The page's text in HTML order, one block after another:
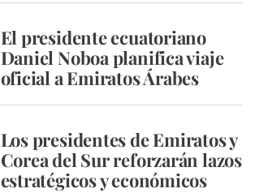
El presidente ecuatoriano
Daniel Noboa planifica viaje
oficial a Emiratos Árabes
Los presidentes de Emiratos y
Corea del Sur reforzarán lazos
estratégicos y económicos